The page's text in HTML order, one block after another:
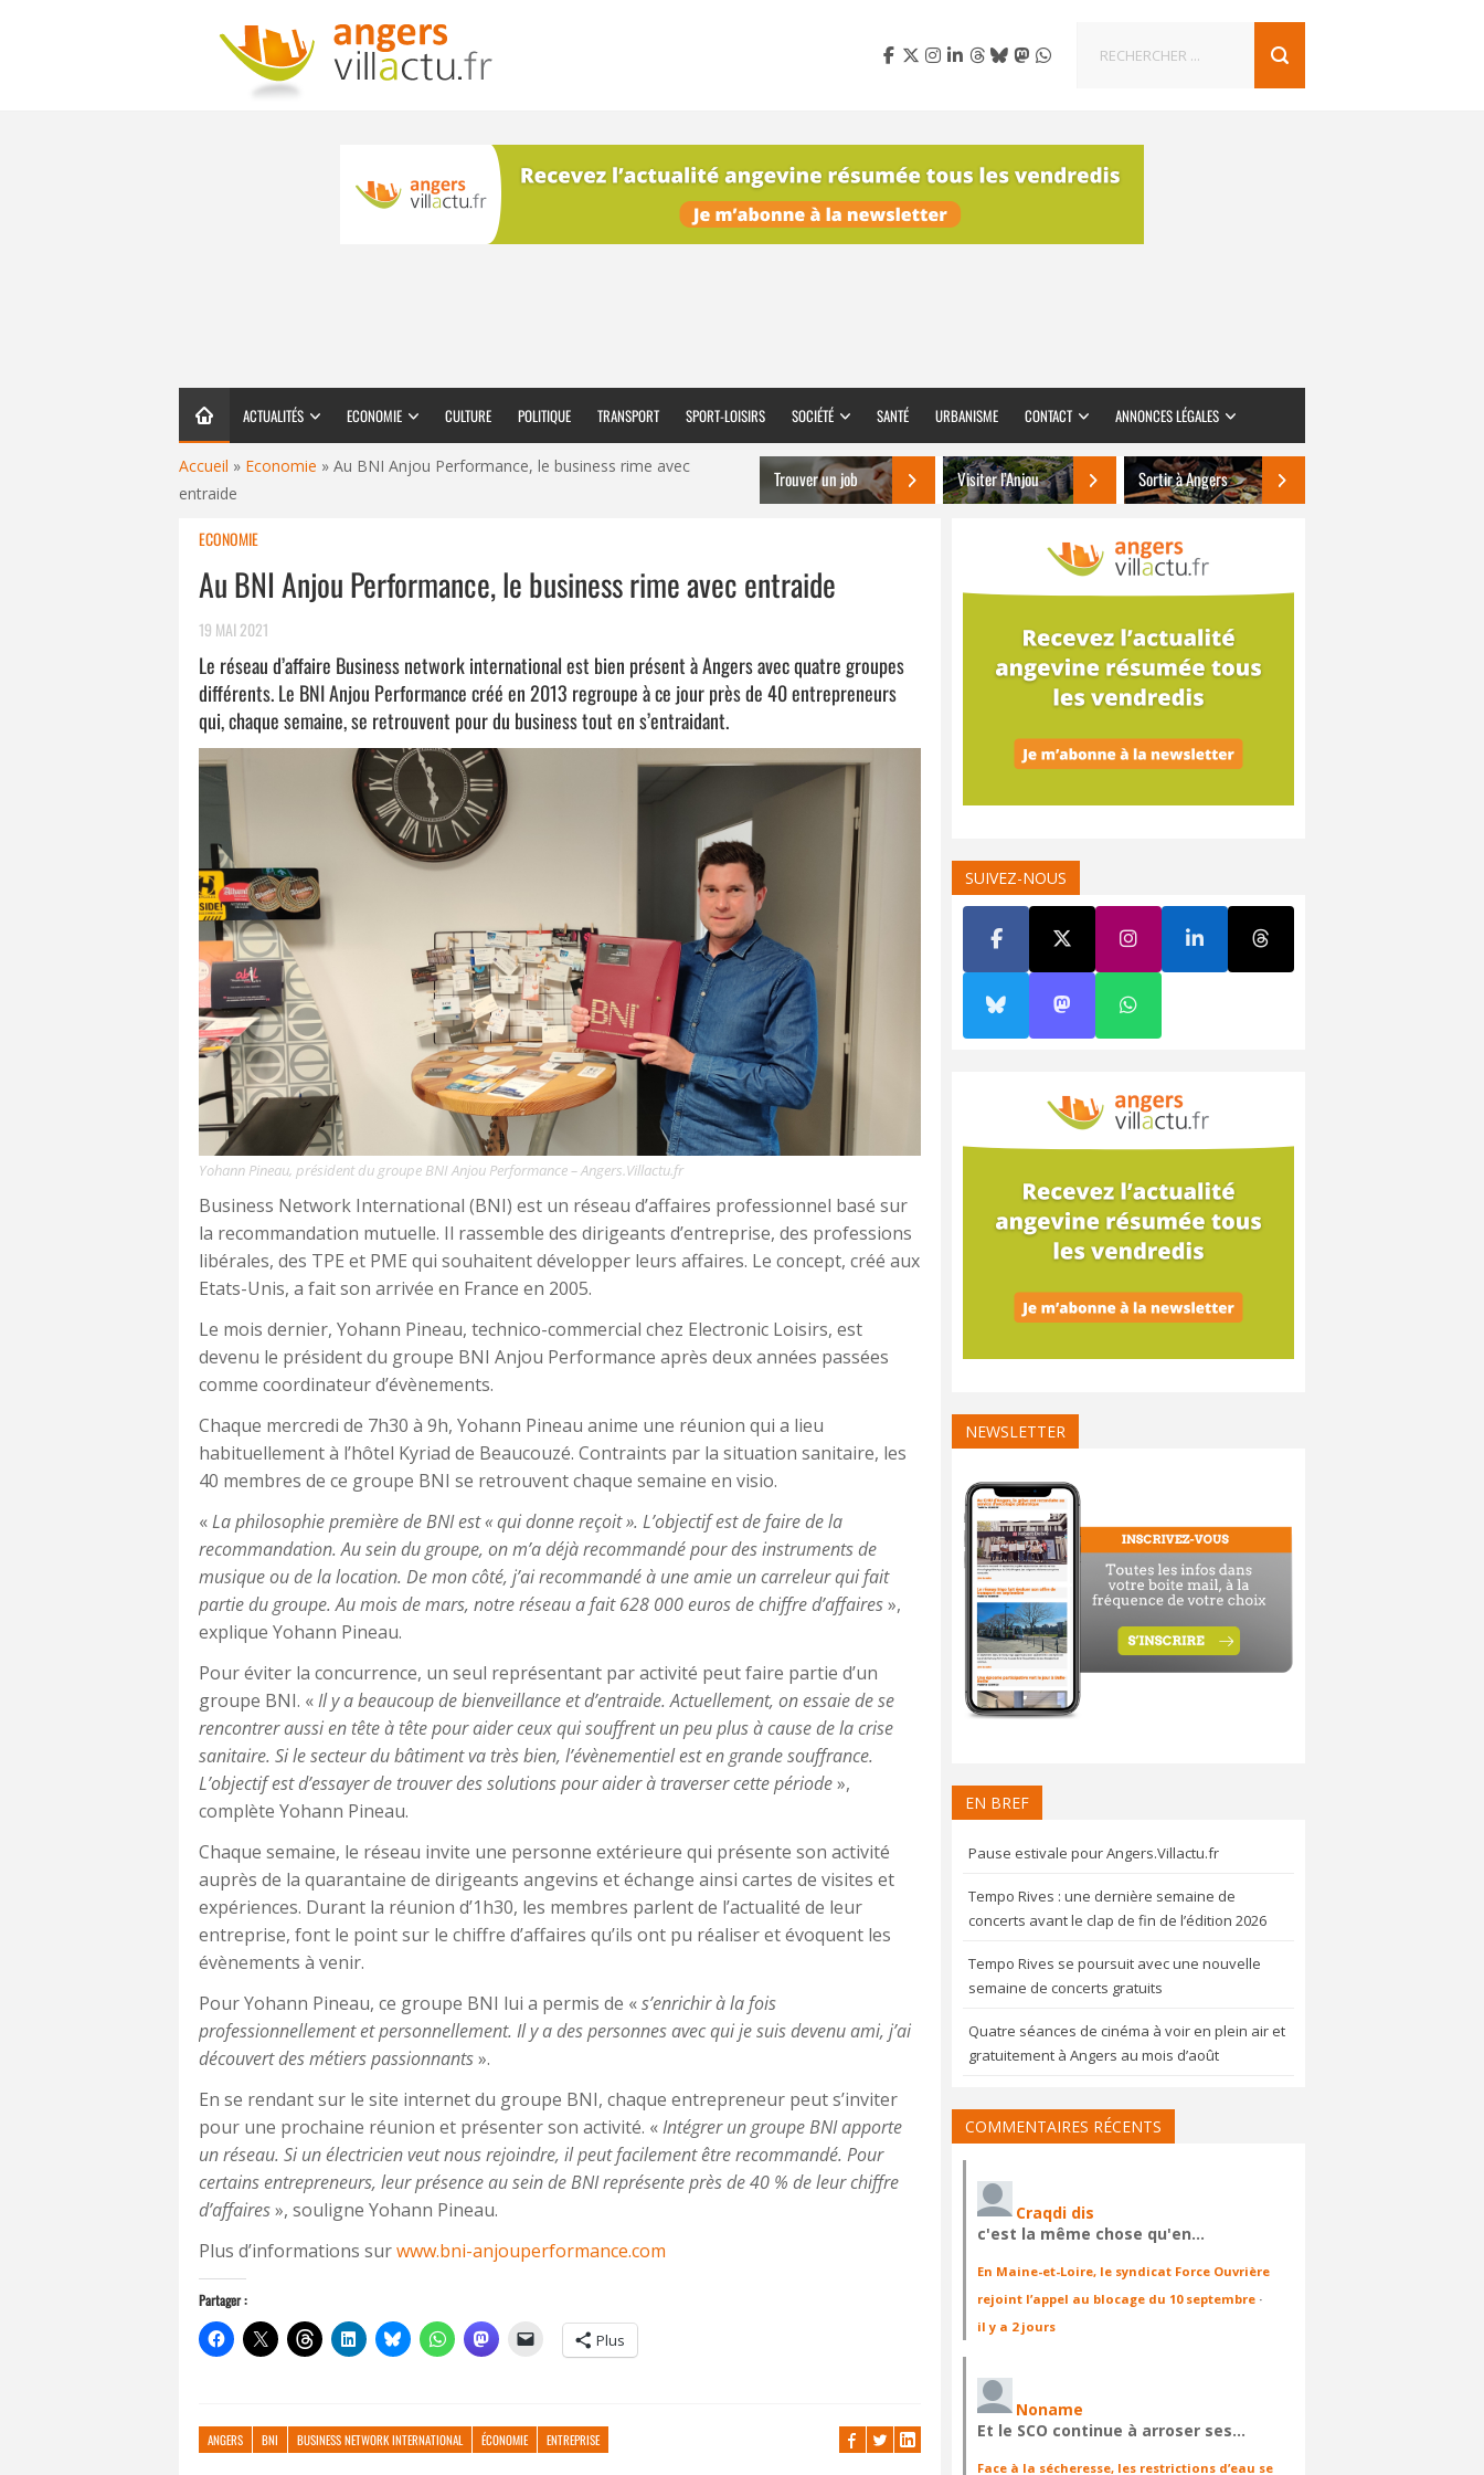
ACTUALITÉS ECONOMIE CULTURE POLITIQUE TRANSPORT SPORT-LOISIRS SOCIÉTÉ SANTÉ URBANISME CONTACT ANNONCES LÉGALES
Accueil » Economie » Au BNI Anjou Performance, le business rime avec
entraide
Trouver un job Visiter l’Anjou Sortir à Angers
ECONOMIE
Au BNI Anjou Performance, le business rime avec entraide
19 MAI 2021
Le réseau d’affaire Business network international est bien présent à Angers avec quatre groupes
différents. Le BNI Anjou Performance créé en 2013 regroupe à ce jour près de 40 entrepreneurs
qui, chaque semaine, se retrouvent pour du business tout en s’entraidant.
Yohann Pineau, président du groupe BNI Anjou Performance – Angers.Villactu.fr
Business Network International (BNI) est un réseau d’affaires professionnel basé sur
la recommandation mutuelle. Il rassemble des dirigeants d’entreprise, des professions
libérales, des TPE et PME qui souhaitent développer leurs affaires. Le concept, créé aux
Etats-Unis, a fait son arrivée en France en 2005.
Le mois dernier, Yohann Pineau, technico-commercial chez Electronic Loisirs, est
devenu le président du groupe BNI Anjou Performance après deux années passées
comme coordinateur d’évènements.
Chaque mercredi de 7h30 à 9h, Yohann Pineau anime une réunion qui a lieu
habituellement à l’hôtel Kyriad de Beaucouzé. Contraints par la situation sanitaire, les
40 membres de ce groupe BNI se retrouvent chaque semaine en visio.
«La philosophie première de BNI est « qui donne reçoit ». L’objectif est de faire de la
recommandation. Au sein du groupe, on m’a déjà recommandé pour des instruments de
musique ou de la location. De mon côté, j’ai recommandé à une amie un carreleur qui fait
partie du groupe. Au mois de mars, notre réseau a fait 628 000 euros de chiffre d’affaires»,
explique Yohann Pineau.
Pour éviter la concurrence, un seul représentant par activité peut faire partie d’un
groupe BNI. «Il y a beaucoup de bienveillance et d’entraide. Actuellement, on essaie de se
rencontrer aussi en tête à tête pour aider ceux qui souffrent un peu plus à cause de la crise
sanitaire. Si le secteur du bâtiment va très bien, l’évènementiel est en grande souffrance.
L’objectif est d’essayer de trouver des solutions pour aider à traverser cette période»,
complète Yohann Pineau.
Chaque semaine, le réseau invite une personne extérieure qui présente son activité
auprès de la quarantaine de dirigeants angevins et échange ainsi cartes de visites et
expériences. Durant la réunion d’1h30, les membres parlent de l’actualité de leur
entreprise, font le point sur le chiffre d’affaires qu’ils ont pu réaliser et évoquent les
évènements à venir.
Pour Yohann Pineau, ce groupe BNI lui a permis de «s’enrichir à la fois
professionnellement et personnellement. Il y a des personnes avec qui je suis devenu ami, j’ai
découvert des métiers passionnants».
En se rendant sur le site internet du groupe BNI, chaque entrepreneur peut s’inviter
pour une prochaine réunion et présenter son activité. «Intégrer un groupe BNI apporte
un réseau. Si un électricien veut nous rejoindre, il peut facilement être recommandé. Pour
certains entrepreneurs, leur présence au sein de BNI représente près de 40 % de leur chiffre
d’affaires», souligne Yohann Pineau.
Plus d’informations surwww.bni-anjouperformance.com
Partager :
Plus
ANGERS BNI BUSINESS NETWORK INTERNATIONAL ÉCONOMIE ENTREPRISE
SUIVEZ-NOUS
NEWSLETTER
EN BREF
Pause estivale pour Angers.Villactu.fr
Tempo Rives : une dernière semaine de
concerts avant le clap de fin de l’édition 2026
Tempo Rives se poursuit avec une nouvelle
semaine de concerts gratuits
Quatre séances de cinéma à voir en plein air et
gratuitement à Angers au mois d’août
COMMENTAIRES RÉCENTS
Craqdi dis
c'est la même chose qu'en…
En Maine-et-Loire, le syndicat Force Ouvrière
rejoint l’appel au blocage du 10 septembre ·
il y a 2 jours
Noname
Et le SCO continue à arroser ses…
Face à la sécheresse, les restrictions d’eau se